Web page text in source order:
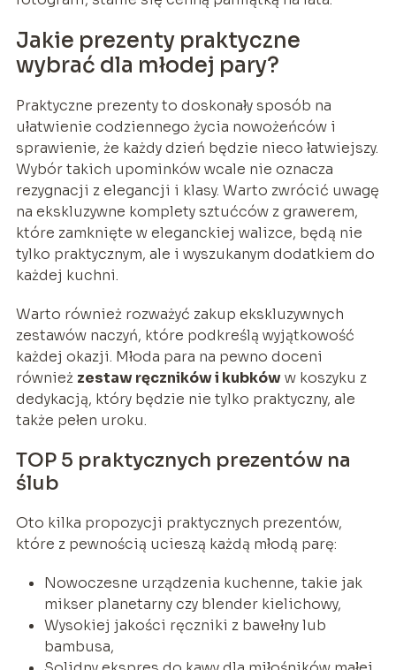
Jakie prezenty praktyczne
wybrać dla młodej pary?
Praktyczne prezenty to doskonały sposób na
ułatwienie codziennego życia nowożeńców i
sprawienie, że każdy dzień będzie nieco łatwiejszy.
Wybór takich upominków wcale nie oznacza
rezygnacji z elegancji i klasy. Warto zwrócić uwagę
na ekskluzywne komplety sztućców z grawerem,
które zamknięte w eleganckiej walizce, będą nie
tylko praktycznym, ale i wyszukanym dodatkiem do
każdej kuchni.
Warto również rozważyć zakup ekskluzywnych
zestawów naczyń, które podkreślą wyjątkowość
każdej okazji. Młoda para na pewno doceni
również zestaw ręczników i kubkóww koszyku z
dedykacją, który będzie nie tylko praktyczny, ale
także pełen uroku.
TOP 5 praktycznych prezentów na
ślub
Oto kilka propozycji praktycznych prezentów,
które z pewnością ucieszą każdą młodą parę:
Nowoczesne urządzenia kuchenne, takie jak
mikser planetarny czy blender kielichowy,
Wysokiej jakości ręczniki z bawełny lub
bambusa,